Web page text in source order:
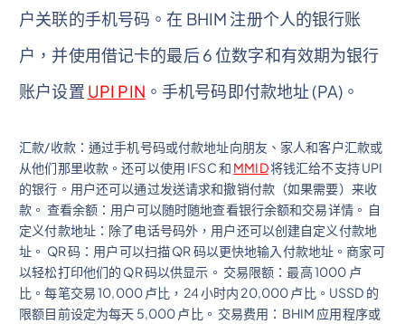
户关联的手机号码。在 BHIM 注册个人的银行账
户，并使用借记卡的最后 6 位数字和有效期为银行
账户设置 UPI PIN 。手机号码即付款地址 (PA)。
汇款/收款：通过手机号码或付款地址向朋友、家人和客户汇款或
从他们那里收款。还可以使用 IFSC 和 MMID将钱汇给不支持 UPI
的银行。用户还可以通过发送请求和撤销付款（如果需要）来收
款。 查看余额：用户可以随时随地查看银行余额和交易详情。 自
定义付款地址：除了电话号码外，用户还可以创建自定义付款地
址。 QR 码：用户可以扫描 QR 码以更快地输入付款地址。商家可
以轻松打印他们的 QR 码以供显示。 交易限额：最高 1000 卢
比。每笔交易 10,000 卢比，24 小时内 20,000 卢比。USSD 的
限额目前设定为每天 5,000 卢比。 交易费用：BHIM 应用程序或